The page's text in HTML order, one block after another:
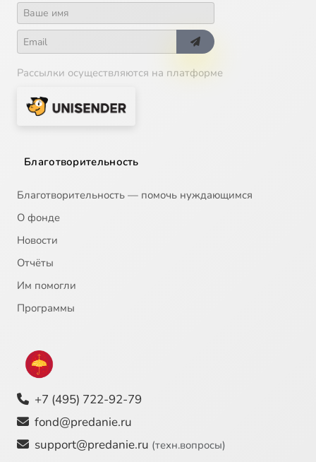
Рассылки осуществляются на платформе
Благотворительность
Благотворительность — помочь нуждающимся
О фонде
Новости
Отчёты
Им помогли
Программы
+7 (495) 722-92-79
fond@predanie.ru
support@predanie.ru (техн.вопросы)